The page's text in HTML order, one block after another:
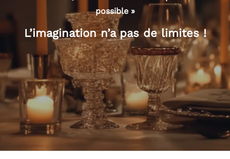
possible »
L’imagination n’a pas de limites !